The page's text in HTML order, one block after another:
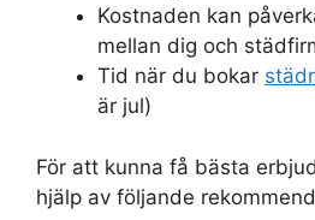
Kostnaden kan
mellan dig och
Tid när du bokar
är jul)
För att kunna få bästa
hjälp av följande